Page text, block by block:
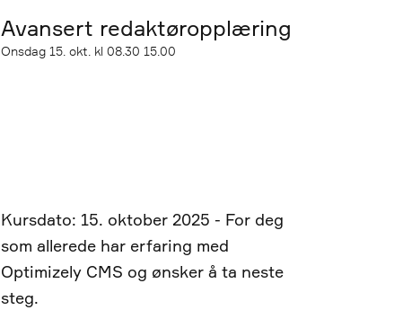
Avansert redaktøropplæring
Onsdag 15. okt. kl 08.30 15.00
Kursdato: 15. oktober 2025 - For deg
som allerede har erfaring med
Optimizely CMS og ønsker å ta neste
steg.